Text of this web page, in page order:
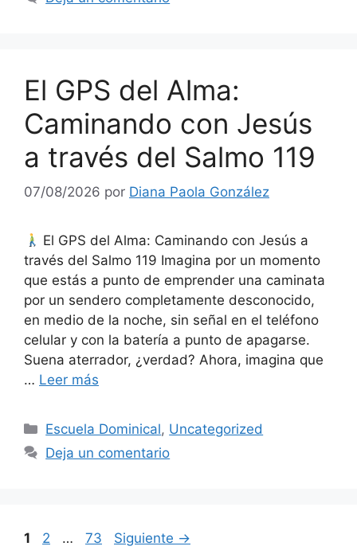
El GPS del Alma:
Caminando con Jesús
a través del Salmo 119
07/08/2026 por Diana Paola González
El GPS del Alma: Caminando con Jesús a
través del Salmo 119 Imagina por un momento
que estás a punto de emprender una caminata
por un sendero completamente desconocido,
en medio de la noche, sin señal en el teléfono
celular y con la batería a punto de apagarse.
Suena aterrador, ¿verdad? Ahora, imagina que
… Leer más
Escuela Dominical, Uncategorized
Deja un comentario
1 2 … 73 Siguiente →